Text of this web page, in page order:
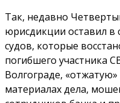
Так, недавно
юрисдикции оставил в
судов, которые
погибшего участника
Волгограде,
материалах дела,